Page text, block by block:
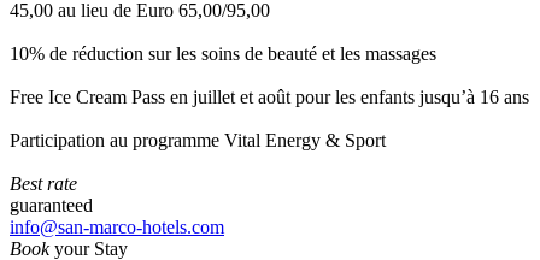
45,00 au lieu de Euro 65,00/95,00
10% de réduction sur les soins de beauté et les massages
Free Ice Cream Pass en juillet et août pour les enfants jusqu’à 16 ans
Participation au programme Vital Energy & Sport
Best rate
guaranteed
info@san-marco-hotels.com
Bookyour Stay